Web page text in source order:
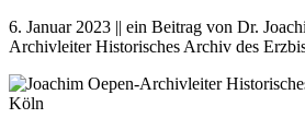
6. Januar 2023 || ein Beitrag von Dr.
Archivleiter Historisches Archiv des